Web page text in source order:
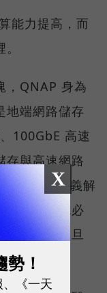
能力提高，而
，QNAP 身為
地端網路儲存
100GbE 高速
存與高速網路
經理劉文義解
能上雲，就必
運算需求一旦
地端 AI。
X
！
《一天